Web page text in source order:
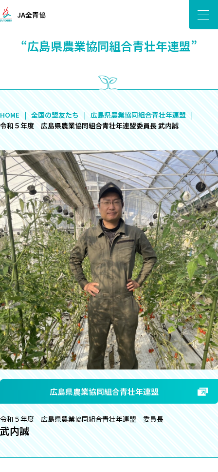
JA全青協
“広島県農業協同組合青壮年連盟”
HOME 全国の盟友たち
広島県農業協同組合青壮年連盟
令和５年度 広島県農業協同組合青壮年連盟委員長 武内誠
広島県農業協同組合青壮年連盟
令和５年度 広島県農業協同組合青壮年連盟 委員長
武内誠